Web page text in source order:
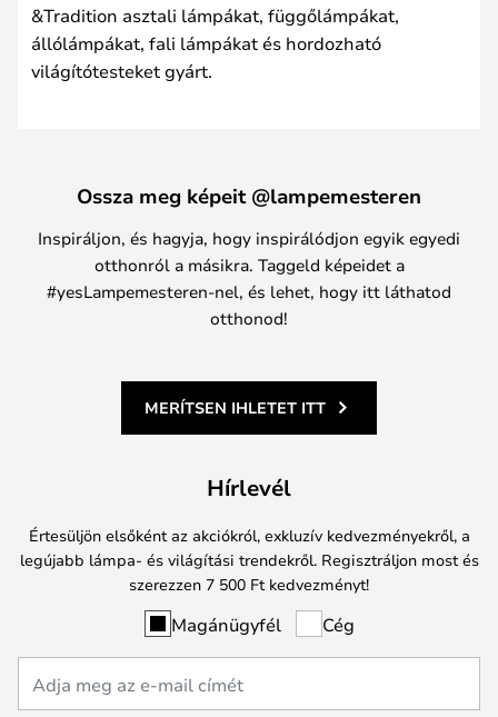
&Tradition asztali lámpákat, függőlámpákat,
állólámpákat, fali lámpákat és hordozható
világítótesteket gyárt.
Ossza meg képeit @lampemesteren
Inspiráljon, és hagyja, hogy inspirálódjon egyik egyedi
otthonról a másikra. Taggeld képeidet a
#yesLampemesteren-nel, és lehet, hogy itt láthatod
otthonod!
MERÍTSEN IHLETET ITT
Hírlevél
Értesüljön elsőként az akciókról, exkluzív kedvezményekről, a
legújabb lámpa- és világítási trendekről. Regisztráljon most és
szerezzen 7 500 Ft kedvezményt!
Magánügyfél Cég